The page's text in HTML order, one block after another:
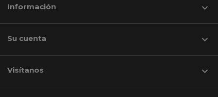
Información 
Su cuenta 
Visítanos keyboard_arrow_down